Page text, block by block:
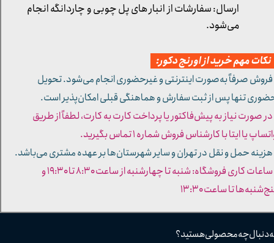
دنبال چه محصولی هستید؟
مهم خرید از اورنج دکور:
صرفاً به‌صورت اینترنتی و غیرحضوری انجام می‌شود. تحویل
تنها پس از ثبت سفارش و هماهنگی قبلی امکان‌پذیر است.
صورت نیاز به پیش‌فاکتور یا پرداخت کارت به کارت، لطفاً از طریق
یا ایتا با کارشناس فروش شماره ۱ تماس بگیرید.
حمل و نقل در تهران و سایر شهرستان‌ها بر عهده مشتری می‌باشد.
- ساعات کاری فروشگاه: شنبه تا چهارشنبه از ساعت ۸:۳۰ تا ۱۹:۳۰ و
تا ساعت ۱۳:۳۰​​​​​​​
ارسال: سفارشات از انبار های پل چوبی و چاردانگه انجام
می‌شود.